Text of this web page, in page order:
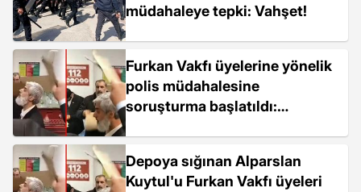
müdahaleye tepki: Vahşet!
Furkan Vakfı üyelerine yönelik
polis müdahalesine
soruşturma başlatıldı:
Depoya sığınan Alparslan
Kuytul'u Furkan Vakfı üyeleri